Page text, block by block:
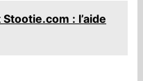
: l’aide